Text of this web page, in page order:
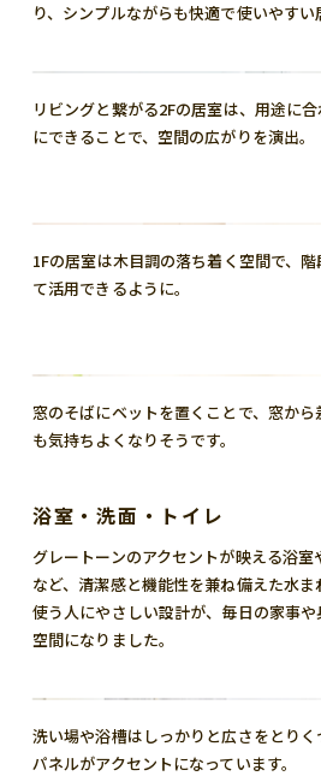
り、シンプルながらも快適で使いやすい
リビングと繋がる2Fの居室は、用途に
にできることで、空間の広がりを演出。
1Fの居室は木目調の落ち着く空間で、
て活用できるように。
窓のそばにベットを置くことで、窓か
も気持ちよくなりそうです。
浴室・洗面・トイレ
グレートーンのアクセントが映える浴
など、清潔感と機能性を兼ね備えた水ま
使う人にやさしい設計が、毎日の家事
空間になりました。
洗い場や浴槽はしっかりと広さをとり
パネルがアクセントになっています。